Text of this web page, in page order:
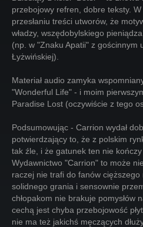
przebojowy refren, dobre teksty.
przesłaniu treści utworów, że
władzy, wszędobylskiego
(np. w "Znaku Apatii" z gościnnym
Łyżwińskiej).
Materiał audio zamyka
"Wonderful Life" - i moim
Paradise Lost (oczywiście z tego
Podsumowując - Carrion wydał
potwierdzający to, że z polskim
tak źle, i że gatunek ten nie
Wydawnictwo "Carrion" to może
raczej nie trafi do fanów cięższego
solidnego grania i sensownie
chłopakom nie brakuje pomysłów
cechą jest chyba przebojowość
nie ma też jakichś męczących